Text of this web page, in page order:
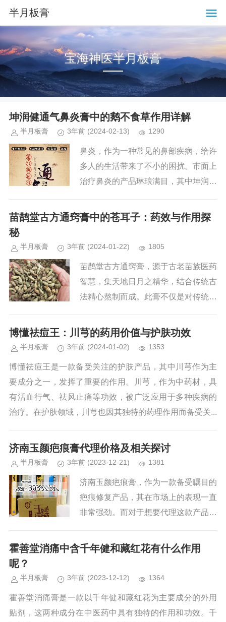
半月板膏
宝海神医半月板膏
坤润健通气鼻炎膏中的鹅不食草作用详解
半月板膏 3年前 (2024-02-13) 1290
鼻炎，作为一种常见的鼻部疾病，给许
多人的生活带来了不小的困扰。市面上
治疗鼻炎的产品琳琅满目，其中坤润健
的疗效而备受瞩目。在众多中药成分
苗鹊堂古方通窍膏中的苍耳子：药效与作用探
秘
半月板膏 3年前 (2024-01-22) 1805
苗鹊堂古方通窍膏，源于古老苗族医药
智慧，集天地日月之精华，结合传统古
法精心熬制而成。此膏不仅是对传统文
这神奇的古方中，苍耳子作为关键成分
之一，发挥了不可替代的作用。本...
博懂祛痘王：川芎的药用价值与护肤功效
半月板膏 3年前 (2024-01-02) 1353
博懂祛痘王是一款备受关注的护肤产品，其中川芎作为主
要成分之一，发挥了重要的作用。川芎，作为中药材，具
有活血行气、祛风止痛等功效，被广泛应用于多种疾病的
治疗。在护肤领域，川芎也因其独特的药理作用而备受关...
济南玉颜疤痕膏代理价格及相关探讨
半月板膏 3年前 (2023-12-21) 1381
济南玉颜疤痕膏，作为一款备受瞩目的
疤痕修复产品，其在市场上的表现一直
非常强劲。而对于想要代理这款产品的
价格无疑是至关重要的。一、济南玉颜
霍善堂消痛中含千年健和藏红花有什么作用
呢？
半月板膏 3年前 (2023-12-12) 1364
霍善堂消痛膏是一款以千年健和藏红花为主要成分的外用
贴剂，这两种成分在中医药中具有独特的作用和功效。千